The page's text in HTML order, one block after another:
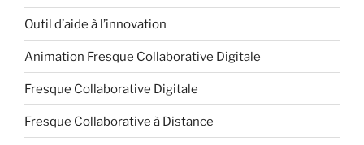
Outil d’aide à l’innovation
Animation Fresque Collaborative Digitale
Fresque Collaborative Digitale
Fresque Collaborative à Distance